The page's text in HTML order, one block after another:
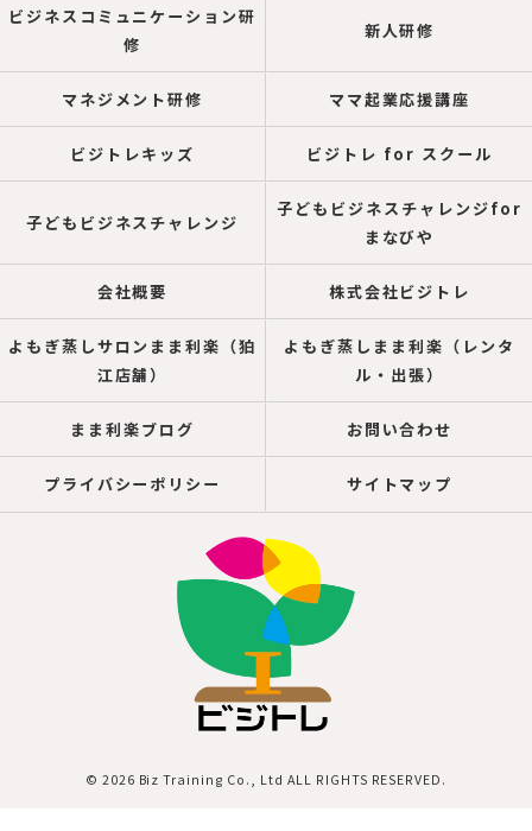
ビジネスコミュニケーション研
修
新人研修
マネジメント研修 ママ起業応援講座
ビジトレキッズ ビジトレ for スクール
子どもビジネスチャレンジ
子どもビジネスチャレンジfor
まなびや
会社概要 株式会社ビジトレ
よもぎ蒸しサロンまま利楽（狛
江店舗）
よもぎ蒸しまま利楽（レンタ
ル・出張）
まま利楽ブログ お問い合わせ
プライバシーポリシー サイトマップ
© 2026 Biz Training Co., Ltd ALL RIGHTS RESERVED.